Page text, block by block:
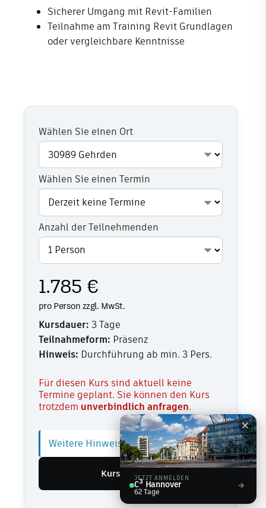
JETZT ANMELDEN
C³ Hannover
62Tage
Sicherer Umgang mit Revit-Familien
Teilnahme am Training Revit Grundlagen
oder vergleichbare Kenntnisse
Wählen Sie einen Ort
Wählen Sie einen Termin
Anzahl der Teilnehmenden
1.785 €
pro Person zzgl. MwSt.
Kursdauer: 3 Tage
Teilnahmeform: Präsenz
Hinweis: Durchführung ab min. 3 Pers.
Für diesen Kurs sind aktuell keine
Termine geplant. Sie können den Kurs
trotzdem unverbindlich anfragen.
Weitere Hinweise anzeigen
Kurs anfragen